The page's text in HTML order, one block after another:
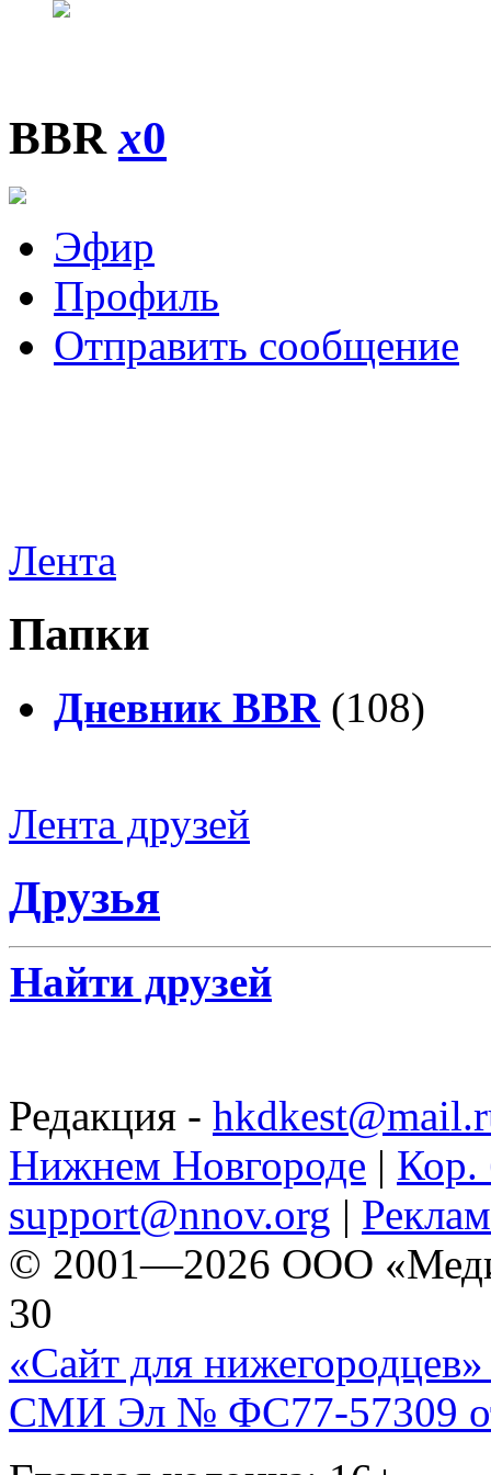
BBRx0
Эфир
Профиль
Отправить сообщение
Лента
Папки
Дневник BBR (108)
Лента друзей
Друзья
Найти друзей
Редакция -
Нижнем Новгороде | Кор.
support@nnov.org |
© 2001—2026 ООО
30
«Сайт для нижегородцев»
СМИ Эл № ФС77-57309